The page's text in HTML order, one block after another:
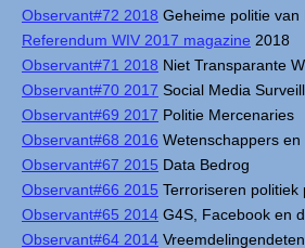
Observant#72 2018 Geheime politie van
Referendum WIV 2017 magazine 2018
Observant#71 2018 Niet Transparante
Observant#70 2017 Social Media
Observant#69 2017 Politie Mercenaries
Observant#68 2016 Wetenschappers en
Observant#67 2015 Data Bedrog
Observant#66 2015 Terroriseren politiek
Observant#65 2014 G4S, Facebook en
Observant#64 2014